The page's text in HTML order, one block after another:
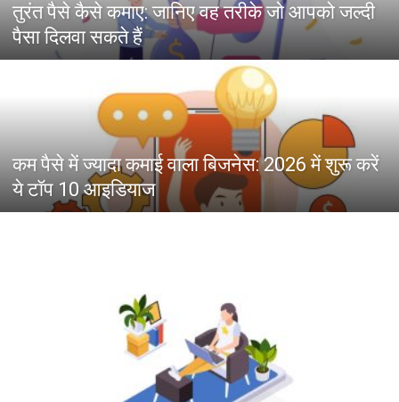
तुरंत पैसे कैसे कमाए: जानिए वह तरीके जो आपको जल्दी
पैसा दिलवा सकते हैं
कम पैसे में ज्यादा कमाई वाला बिजनेस: 2026 में शुरू करें
ये टॉप 10 आइडियाज